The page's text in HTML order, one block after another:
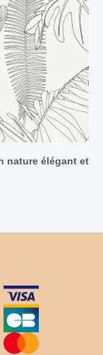
nature élégant et